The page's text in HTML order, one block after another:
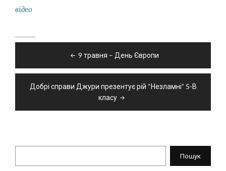
відео
9 травня – День Європи
Добрі справи Джури презентує рій “Незламні” 5-В
класу
Пошук